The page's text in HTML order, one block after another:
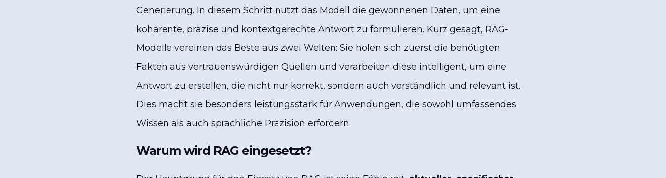
Generierung. In diesem Schritt nutzt das Modell die gewonnenen Daten, um eine
kohärente, präzise und kontextgerechte Antwort zu formulieren. Kurz gesagt, RAG-
Modelle vereinen das Beste aus zwei Welten: Sie holen sich zuerst die benötigten
Fakten aus vertrauenswürdigen Quellen und verarbeiten diese intelligent, um eine
Antwort zu erstellen, die nicht nur korrekt, sondern auch verständlich und relevant ist.
Dies macht sie besonders leistungsstark für Anwendungen, die sowohl umfassendes
Wissen als auch sprachliche Präzision erfordern.
Warum wird RAG eingesetzt?